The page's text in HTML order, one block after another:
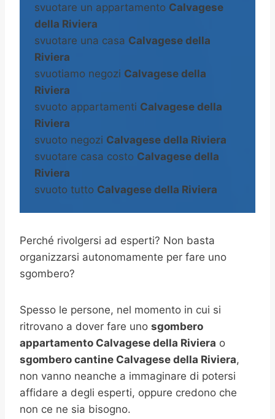
svuotare un appartamento Calvagese
della Riviera
svuotare una casa Calvagese della
Riviera
svuotiamo negozi Calvagese della
Riviera
svuoto appartamenti Calvagese della
Riviera
svuoto negozi Calvagese della Riviera
svuotare casa costo Calvagese della
Riviera
svuoto tutto Calvagese della Riviera
Perché rivolgersi ad esperti? Non basta
organizzarsi autonomamente per fare uno
sgombero?
Spesso le persone, nel momento in cui si
ritrovano a dover fare uno sgombero
appartamento Calvagese della Riviera o
sgombero cantine Calvagese della Riviera,
non vanno neanche a immaginare di potersi
affidare a degli esperti, oppure credono che
non ce ne sia bisogno.